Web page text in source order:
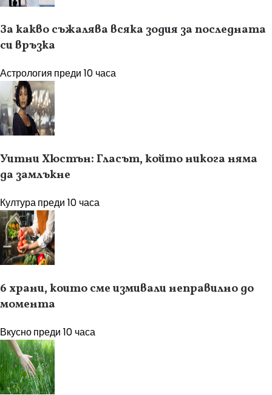
За какво съжалява всяка зодия за последната
си връзка
Астрология преди 10 часа
Уитни Хюстън: Гласът, който никога няма
да замлъкне
Културапреди 10 часа
6 храни, които сме измивали неправилно до
момента
Вкуснопреди 10 часа